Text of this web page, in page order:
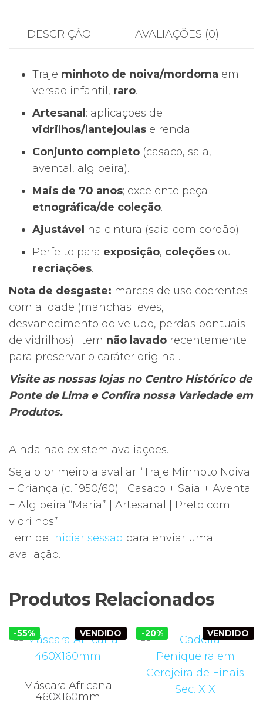
Criança
Casaco
Avental
Algibeira
“Maria”
Preto
com
vidrilhos
DESCRIÇÃO AVALIAÇÕES (0)
Traje minhoto de noiva/mordoma em
versão infantil, raro.
Artesanal : aplicações de
vidrilhos/lantejoulas e renda.
Conjunto completo (casaco, saia,
avental, algibeira).
Mais de 70 anos; excelente peça
etnográfica/de coleção.
Ajustável na cintura (saia com cordão).
Perfeito para exposição, coleções ou
recriações.
Nota de desgaste: marcas de uso coerentes
com a idade (manchas leves,
desvanecimento do veludo, perdas pontuais
de vidrilhos). Item não lavado recentemente
para preservar o caráter original.
Visite as nossas lojas no Centro Histórico de
Ponte de Lima e Confira nossa Variedade em
Produtos.
Ainda não existem avaliações.
Seja o primeiro a avaliar “Traje Minhoto Noiva
– Criança (c. 1950/60) | Casaco + Saia + Avental
+ Algibeira “Maria” | Artesanal | Preto com
vidrilhos”
Tem de iniciar sessão para enviar uma
avaliação.
Produtos Relacionados
-55% VENDIDO
Máscara Africana
460X160mm
-20% VENDIDO